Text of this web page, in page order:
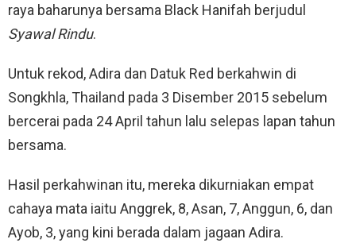
raya baharunya bersama Black Hanifah berjudul
Syawal Rindu.
Untuk rekod, Adira dan Datuk Red berkahwin di
Songkhla, Thailand pada 3 Disember 2015 sebelum
bercerai pada 24 April tahun lalu selepas lapan tahun
bersama.
Hasil perkahwinan itu, mereka dikurniakan empat
cahaya mata iaitu Anggrek, 8, Asan, 7, Anggun, 6, dan
Ayob, 3, yang kini berada dalam jagaan Adira.